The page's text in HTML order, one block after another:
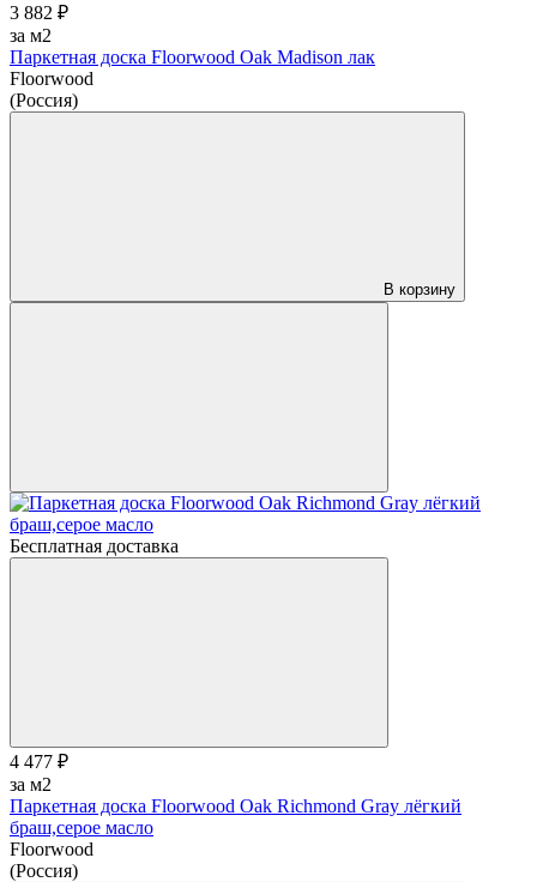
3 882 ₽
за м2
Паркетная доска Floorwood Oak Madison лак
Floorwood
(Россия)
В корзину
Бесплатная доставка
4 477 ₽
за м2
Паркетная доска Floorwood Oak Richmond Gray лёгкий
браш,серое масло
Floorwood
(Россия)